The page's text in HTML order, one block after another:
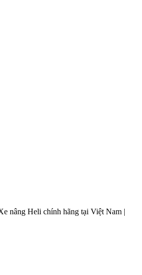
nâng Heli chính hãng tại Việt Nam |